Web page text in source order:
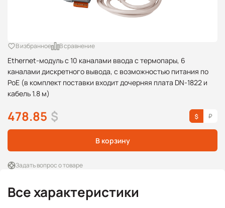
Ethernet-модуль с 10 каналами ввода с термопары, 6
каналами дискретного вывода, с возможностью питания по
PoE (в комплект поставки входит дочерняя плата DN-1822 и
кабель 1.8 м)
В избранное В сравнение
478.85 $
В корзину
Задать вопрос о товаре
Все характеристики